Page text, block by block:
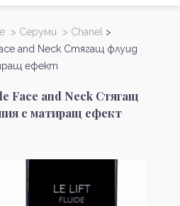
> Серуми > Chanel >
and Neck Стягащ флуид
ефект
Face and Neck Стягащ
с матиращ ефект